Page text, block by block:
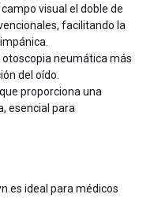
visual el doble de
facilitando la
neumática más
del oído.
proporciona una
esencial para
es ideal para médicos